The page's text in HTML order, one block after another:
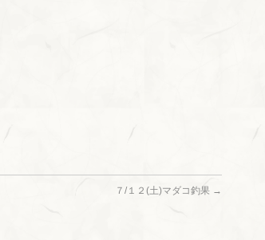
７/１２(土)マダコ釣果 →